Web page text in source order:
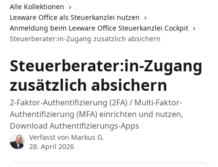
Alle Kollektionen
Lexware Office als Steuerkanzlei nutzen
Anmeldung beim Lexware Office Steuerkanzlei Cockpit
Steuerberater:in-Zugang zusätzlich absichern
Steuerberater:in-Zugang
zusätzlich absichern
2-Faktor-Authentifizierung (2FA) / Multi-Faktor-
Authentifizierung (MFA) einrichten und nutzen,
Download Authentifizierungs-Apps
Verfasst von Markus G.
28. April 2026